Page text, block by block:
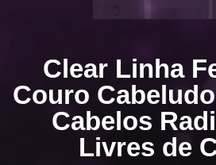
Clear Linha
Couro
Cabelos
Livres de